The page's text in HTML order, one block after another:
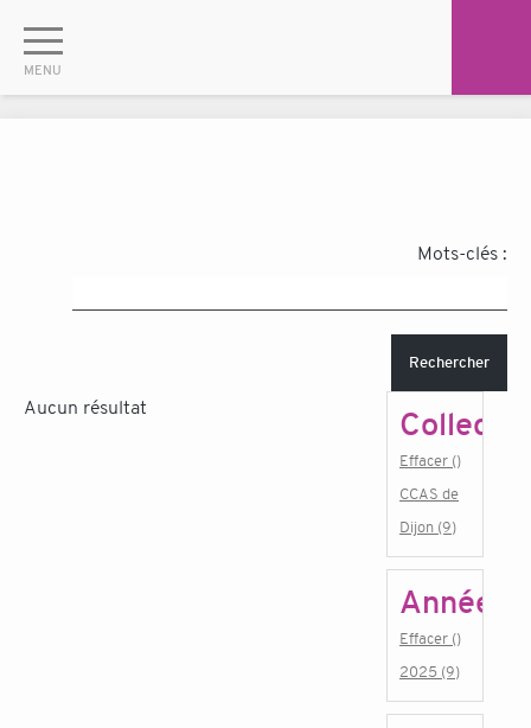
Mots-clés :
Rechercher
Aucun résultat
Effacer ()
CCAS de
Dijon (9)
Année
Effacer ()
2025 (9)